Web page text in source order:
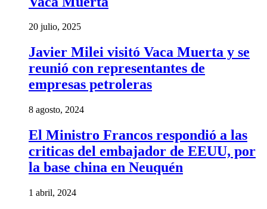
20 julio, 2025
Javier Milei visitó Vaca Muerta y se
reunió con representantes de
empresas petroleras
8 agosto, 2024
El Ministro Francos respondió a las
criticas del embajador de EEUU, por
la base china en Neuquén
1 abril, 2024